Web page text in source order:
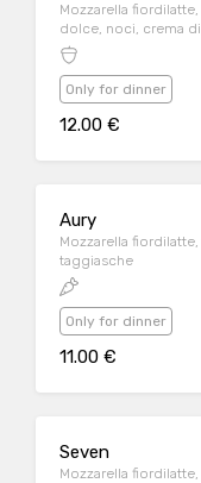
Mozzarella
dolce, noci, crema
Only for dinner
12.00 €
Aury
Mozzarella
taggiasche
Only for dinner
11.00 €
Seven
Mozzarella